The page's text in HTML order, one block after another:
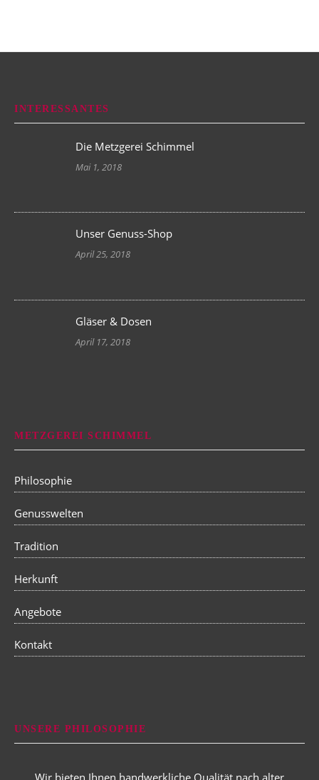
INTERESSANTES
Die Metzgerei Schimmel
Mai 1, 2018
Unser Genuss-Shop
April 25, 2018
Gläser & Dosen
April 17, 2018
METZGEREI SCHIMMEL
Philosophie
Genusswelten
Tradition
Herkunft
Angebote
Kontakt
UNSERE PHILOSOPHIE
Wir bieten Ihnen handwerkliche Qualität nach alter